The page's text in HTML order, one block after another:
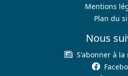
Mentions
Plan du
Nous
S'abonner à